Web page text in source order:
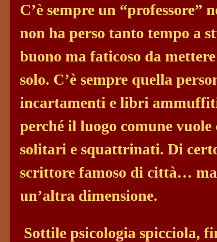
C’è sempre un “professore”
non ha perso tanto tempo a
buono ma faticoso da
solo. C’è sempre quella
incartamenti e libri
perché il luogo comune
solitari e squattrinati. Di
scrittore famoso di città…
un’altra dimensione.
Sottile psicologia spicciola,